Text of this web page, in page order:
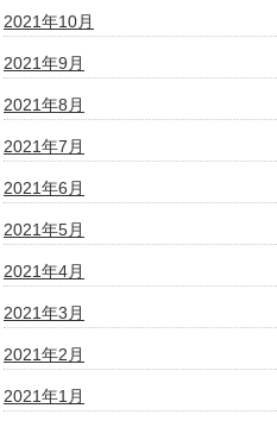
2021年10月
2021年9月
2021年8月
2021年7月
2021年6月
2021年5月
2021年4月
2021年3月
2021年2月
2021年1月